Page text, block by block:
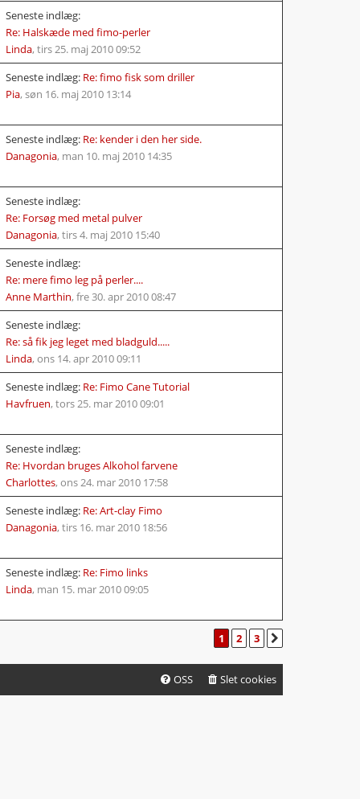
Seneste indlæg:
Re: Halskæde med fimo-perler
Linda, tirs 25. maj 2010 09:52
Seneste indlæg: Re: fimo fisk som driller
Pia, søn 16. maj 2010 13:14
Seneste indlæg: Re: kender i den her side.
Danagonia, man 10. maj 2010 14:35
Seneste indlæg:
Re: Forsøg med metal pulver
Danagonia, tirs 4. maj 2010 15:40
Seneste indlæg:
Re: mere fimo leg på perler....
Anne Marthin, fre 30. apr 2010 08:47
Seneste indlæg:
Re: så fik jeg leget med bladguld.....
Linda, ons 14. apr 2010 09:11
Seneste indlæg: Re: Fimo Cane Tutorial
Havfruen, tors 25. mar 2010 09:01
Seneste indlæg:
Re: Hvordan bruges Alkohol farvene
Charlottes, ons 24. mar 2010 17:58
Seneste indlæg: Re: Art-clay Fimo
Danagonia, tirs 16. mar 2010 18:56
Seneste indlæg: Re: Fimo links
Linda, man 15. mar 2010 09:05
1 2 3
Slet cookies
OSS